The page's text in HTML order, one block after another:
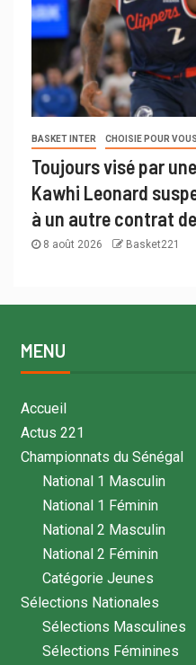
BASKET INTER CHOISIE POUR VOUS
Toujours visé par
Kawhi Leonard
à un autre contrat
8 août 2026 Basket221
MENU
Accueil
Actus 221
Championnats du Sénégal
National 1 Masculin
National 1 Féminin
National 2 Masculin
National 2 Féminin
Catégorie Jeunes
Sélections Nationales
Sélections Masculines
Sélections Féminines